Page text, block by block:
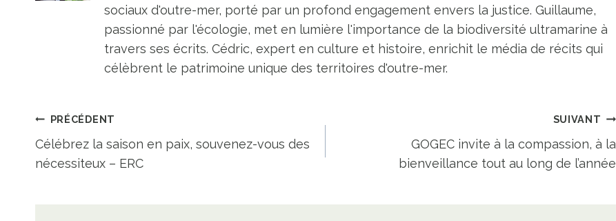
sociaux d'outre-mer, porté par un profond engagement envers la justice. Guillaume,
passionné par l'écologie, met en lumière l'importance de la biodiversité ultramarine à
travers ses écrits. Cédric, expert en culture et histoire, enrichit le média de récits qui
célèbrent le patrimoine unique des territoires d'outre-mer.
Navigation
de
PRÉCÉDENT
Célébrez la saison en paix, souvenez-vous des
nécessiteux – ERC
SUIVANT
GOGEC invite à la compassion, à la
bienveillance tout au long de l’année